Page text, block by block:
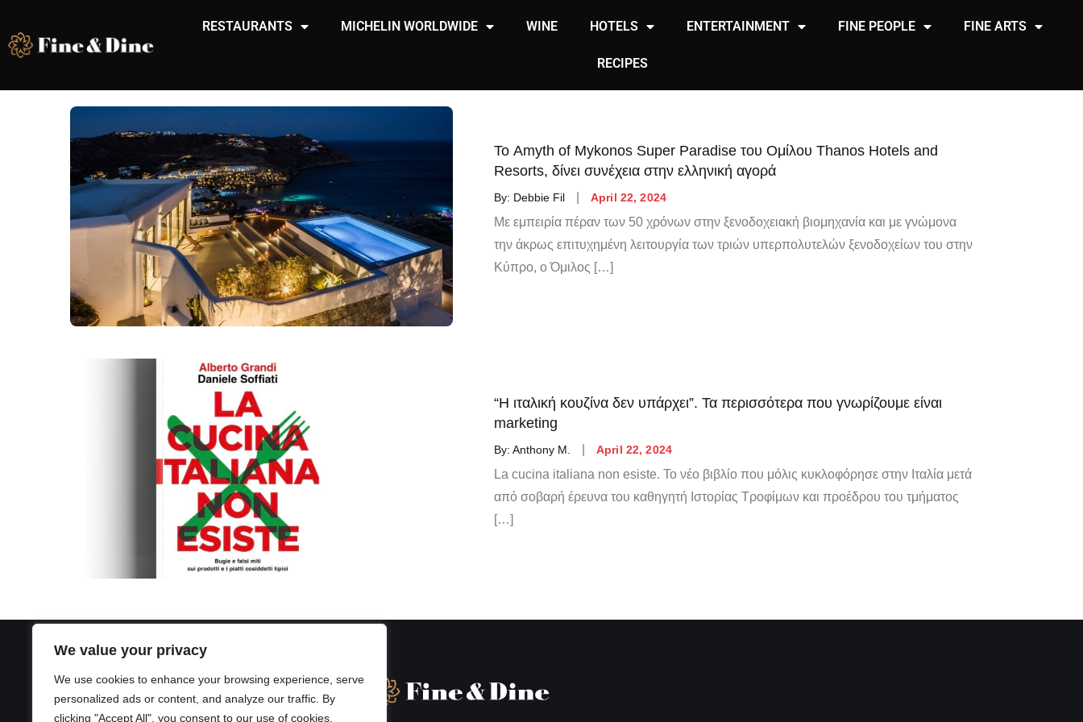
We value your privacy
We use cookies to enhance your browsing experience, serve
personalized ads or content, and analyze our traffic. By
clicking "Accept All", you consent to our use of cookies.
RESTAURANTS MICHELIN WORLDWIDE WINE HOTELS ENTERTAINMENT FINE PEOPLE FINE ARTS
RECIPES
Το Amyth of Mykonos Super Paradise του Ομίλου Thanos Hotels and
Resorts, δίνει συνέχεια στην ελληνική αγορά
By: Debbie Fil April 22, 2024
Με εμπειρία πέραν των 50 χρόνων στην ξενοδοχειακή βιομηχανία και με γνώμονα
την άκρως επιτυχημένη λειτουργία των τριών υπερπολυτελών ξενοδοχείων του στην
Κύπρο, ο Όμιλος […]
“Η ιταλική κουζίνα δεν υπάρχει”. Τα περισσότερα που γνωρίζουμε είναι
marketing
By: Anthony M. April 22, 2024
La cucina italiana non esiste. Το νέο βιβλίο που μόλις κυκλοφόρησε στην Ιταλία μετά
από σοβαρή έρευνα του καθηγητή Ιστορίας Τροφίμων και προέδρου του τμήματος
[…]